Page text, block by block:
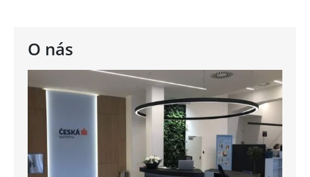
O nás